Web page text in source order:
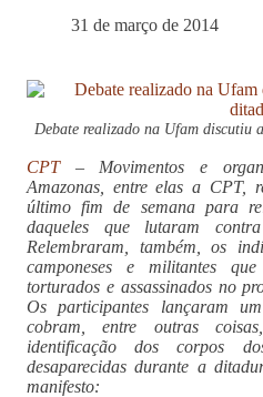
31 de março de 2014
Debate realizado na Ufam discutiu
CPT– Movimentos e
Amazonas, entre elas a CPT,
último fim de semana para
daqueles que lutaram
Relembraram, também, os
camponeses e militantes
torturados e assassinados no
Os participantes lançaram
cobram, entre outras
identificação dos corpos
desaparecidas durante a
manifesto: